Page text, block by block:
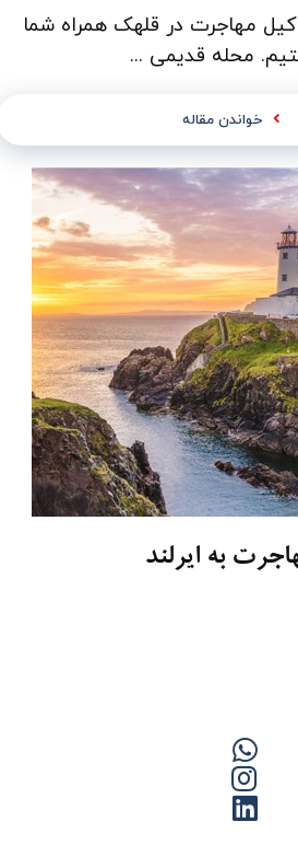
مهاجرت در قلهک همراه شما
محله قدیمی ...
خواندن مقاله
به ایرلند